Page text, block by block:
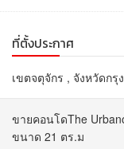
ที่ตั้งประกาศ
เขตจตุจักร , จังหวัดกรุ
ขายคอนโดThe
ขนาด 21 ตร.ม